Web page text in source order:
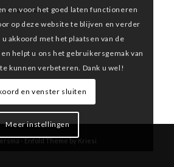
-Enfold Theme by Kriesi
en voor het goed laten functioneren
op deze website te blijven en verder
akkoord met het plaatsen van de
helpt u ons het gebruikersgemak van
kunnen verbeteren. Dank u wel!
en venster sluiten
Meer instellingen